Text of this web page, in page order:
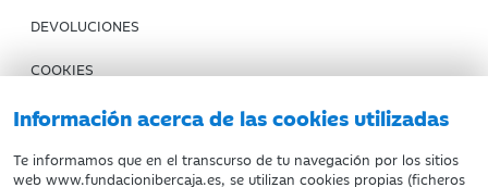
Información acerca de las cookies utilizadas
Te informamos que en el transcurso de tu navegación por los sitios
web www.fundacionibercaja.es, se utilizan cookies propias (ficheros
DEVOLUCIONES
COOKIES
CONDICIONES DE COMPRA
IBERCAJA BANCO